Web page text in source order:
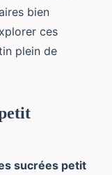
bien
ces
plein de
sucrées petit